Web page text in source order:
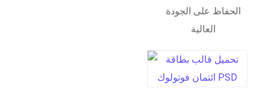
الحفاظ على الجودة
العالية